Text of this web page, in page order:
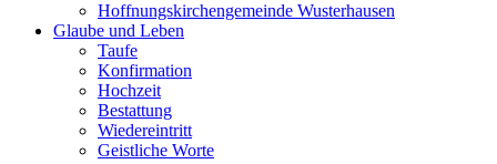
Hoffnungskirchengemeinde Wusterhausen
Glaube und Leben
Taufe
Konfirmation
Hochzeit
Bestattung
Wiedereintritt
Geistliche Worte